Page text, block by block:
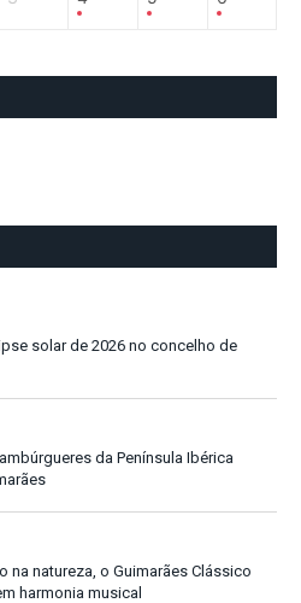
solar de 2026 no concelho de
da Península Ibérica
na natureza, o Guimarães Clássico
harmonia musical